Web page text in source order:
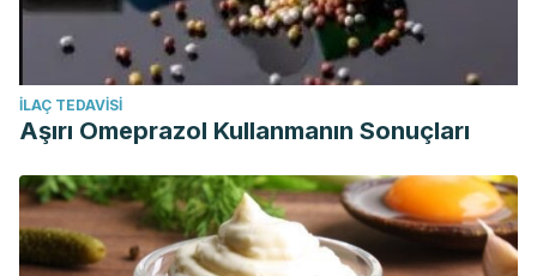
İLAÇ TEDAVISI
Aşırı Omeprazol Kullanmanın Sonuçları